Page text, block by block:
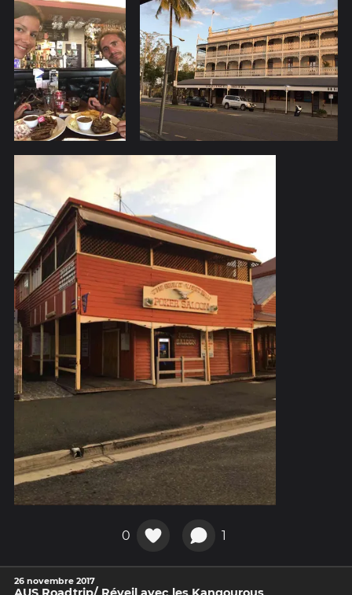
0 1
26 novembre 2017